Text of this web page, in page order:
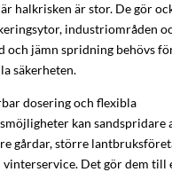
halkrisken är stor. De gör
industriområden
och jämn spridning behövs
säkerheten.
dosering och flexibla
kan sandspridare
gårdar, större
vinterservice. Det gör dem till